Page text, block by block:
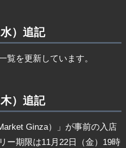
）追記
覧を更新しています。
）追記
Ginza）」が事前の入店
ー期限は11月22日（金）19時